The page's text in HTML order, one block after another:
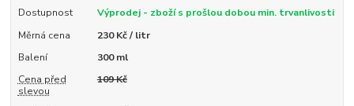
Dostupnost
Výprodej - zboží s prošlou dobou min. trvanlivosti
Měrná cena
230 Kč / litr
Balení
300 ml
Cena před
slevou
109 Kč